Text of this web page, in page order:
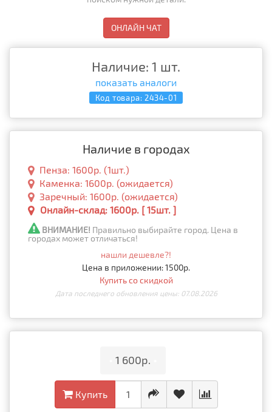
ОНЛАЙН ЧАТ
Наличие: 1 шт.
показать аналоги
Код товара: 2434-01
Наличие в городах
Пенза: 1600р. (1шт.)
Каменка: 1600р. (ожидается)
Заречный: 1600р. (ожидается)
Онлайн-склад: 1600р. [ 15шт. ]
ВНИМАНИЕ! Правильно выбирайте город. Цена в
городах может отличаться!
нашли дешевле?!
Цена в приложении: 1500р.
Купить со скидкой
Дата последнего обновления цены: 07.08.2026
1 600р.
Купить